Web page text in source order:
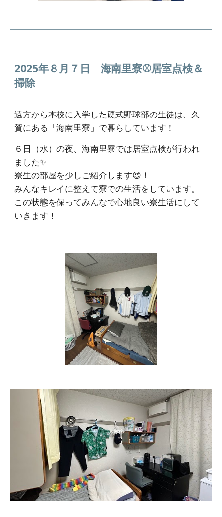
2025年８月７日 海南里寮⚾居室点検＆
掃除
遠方から本校に入学した硬式野球部の生徒は、久
賀にある「海南里寮」で暮らしています！
６日（水）の夜、海南里寮では居室点検が行われ
ました✨
寮生の部屋を少しご紹介します😍！
みんなキレイに整えて寮での生活をしています。
この状態を保ってみんなで心地良い寮生活にして
いきます！